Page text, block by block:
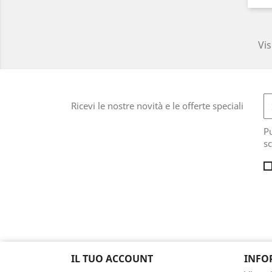
Ricevi le nostre novità e le offerte speciali
IL TUO ACCOUNT